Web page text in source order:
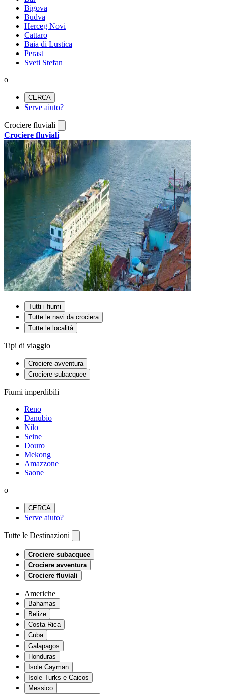
Bigova
Budva
Herceg Novi
Cattaro
Baia di Lustica
Perast
Sveti Stefan
o
CERCA
Serve aiuto?
Crociere fluviali
Crociere fluviali
Tutti i fiumi
Tutte le navi da crociera
Tutte le località
Tipi di viaggio
Crociere avventura
Crociere subacquee
Fiumi imperdibili
Reno
Danubio
Nilo
Seine
Douro
Mekong
Amazzone
Saone
o
CERCA
Serve aiuto?
Tutte le Destinazioni
Crociere subacquee
Crociere avventura
Crociere fluviali
Americhe
Bahamas
Belize
Costa Rica
Cuba
Galapagos
Honduras
Isole Cayman
Isole Turks e Caicos
Messico